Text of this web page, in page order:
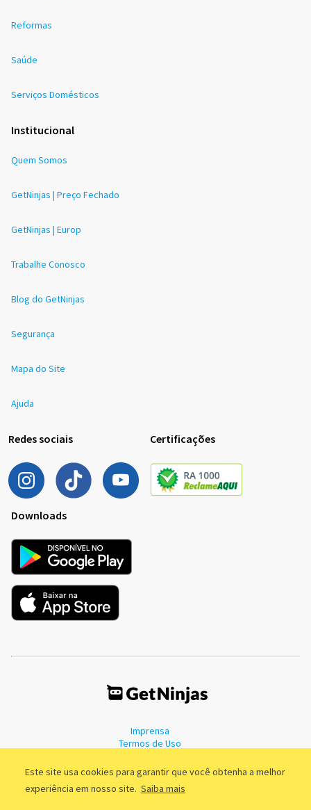
Este site usa cookies para garantir que você obtenha a melhor
experiência em nosso site. Saiba mais
Reformas
Saúde
Serviços Domésticos
Institucional
Quem Somos
GetNinjas | Preço Fechado
GetNinjas | Europ
Trabalhe Conosco
Blog do GetNinjas
Segurança
Mapa do Site
Ajuda
Redes sociais Certificações
Downloads
Imprensa
Termos de Uso